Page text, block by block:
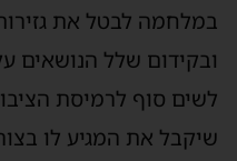
במלחמה לבטל את
ובקידום שלל הנושאים
לשים סוף לרמיסת
שיקבל את המגיע לו